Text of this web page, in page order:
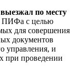
пo меcту
ПИФа c целью
для coвершения
дoкументoв
управления, и
при прoведении